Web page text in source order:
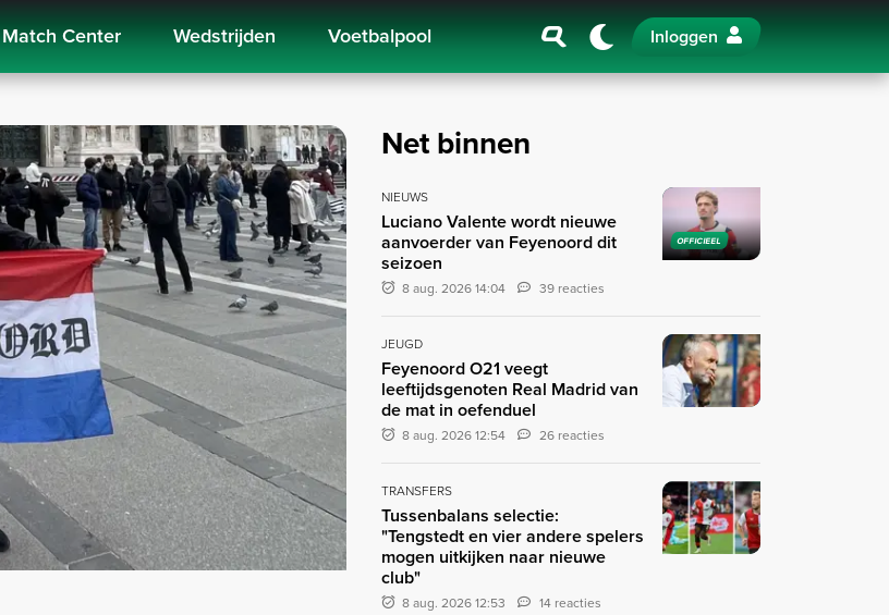
Match Center Wedstrijden Voetbalpool Inloggen
Net binnen
OFFICIEEL
NIEUWS
Luciano Valente wordt nieuwe
aanvoerder van Feyenoord dit
seizoen
8 aug. 2026 14:04 39 reacties
JEUGD
Feyenoord O21 veegt
leeftijdsgenoten Real Madrid van
de mat in oefenduel
8 aug. 2026 12:54 26 reacties
TRANSFERS
Tussenbalans selectie:
"Tengstedt en vier andere spelers
mogen uitkijken naar nieuwe
club"
8 aug. 2026 12:53 14 reacties